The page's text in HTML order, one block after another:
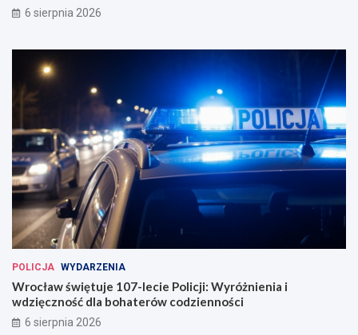
6 sierpnia 2026
POLICJA WYDARZENIA
Wrocław świętuje 107-lecie Policji: Wyróżnienia i
wdzięczność dla bohaterów codzienności
6 sierpnia 2026